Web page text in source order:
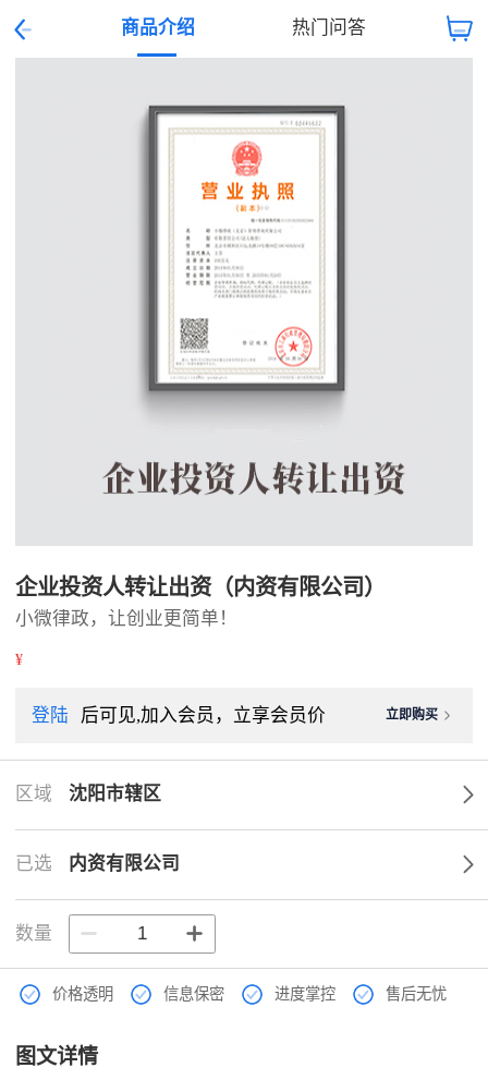
商品介绍 热门问答
企业投资人转让出资（内资有限公司）
小微律政，让创业更简单！
¥
登陆 后可见,加入会员，立享会员价 立即购买
区域 沈阳市辖区
已选 内资有限公司
数量
价格透明 信息保密 进度掌控 售后无忧
图文详情